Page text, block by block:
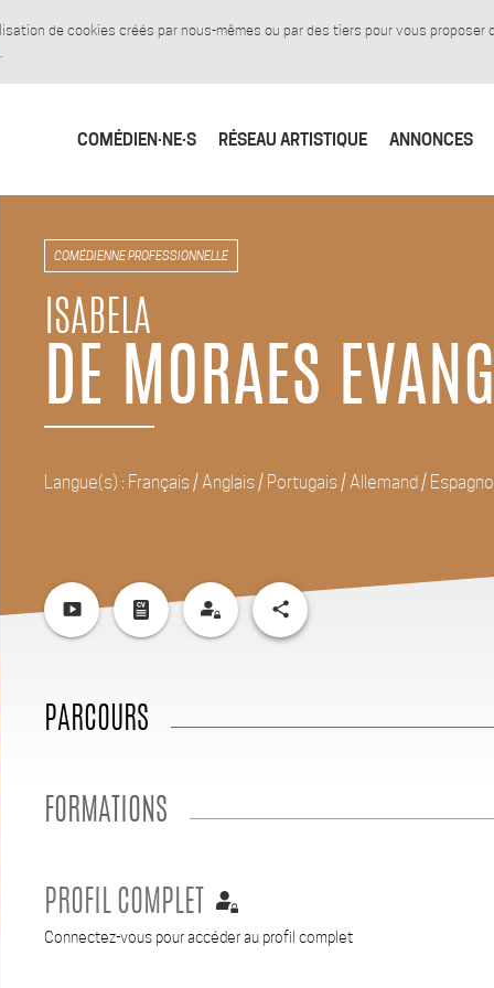
de cookies créés par nous-mêmes ou par des tiers pour vous proposer
.
COMÉDIEN·NE·S RÉSEAU ARTISTIQUE ANNONCES
COMÉDIENNE PROFESSIONNELLE
ISABELA
DE MORAES
Langue(s) : Français / Anglais / Portugais / Allemand /
smart_display share
PARCOURS
FORMATIONS
PROFIL COMPLET
Connectez-vous pour accéder au profil complet